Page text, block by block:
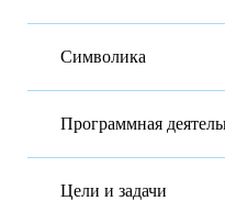
Символика
Программная
Цели и задачи